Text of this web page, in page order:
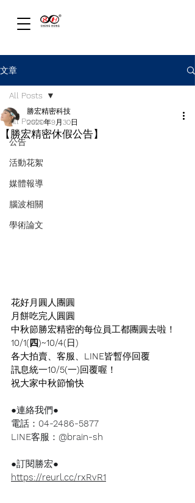
文章
All Posts
公告
活動花絮
媒體報導
腦波相關
學術論文
All Posts
【勝宏精密休假公告】
勝宏精密科技
2020年9月30日
花好月圓人團圓
月餅吃完人圓圓
中秋節勝宏精密的每位員工都團圓去啦！
10/1(四)~10/4(日)
各大拍賣、客服、 LINE皆暫停回覆
訊息統一10/5(一)回覆喔！
祝大家中秋節愉快
●連絡我們●
電話： 04-2486-5877
LINE客服： @brain-sh
●訂閱勝宏●
https://reurl.cc/rxRvR1